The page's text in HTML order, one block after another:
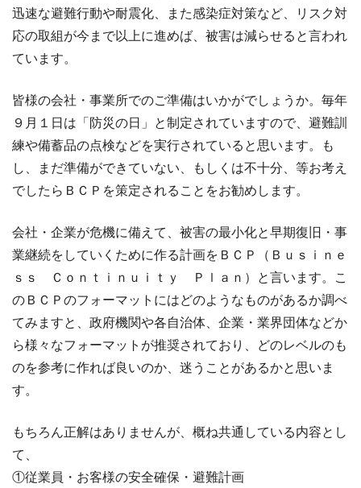
迅速な避難行動や耐震化、また感染症対策など、リスク対
応の取組が今まで以上に進めば、被害は減らせると言われ
ています。
皆様の会社・事業所でのご準備はいかがでしょうか。毎年
９月１日は「防災の日」と制定されていますので、避難訓
練や備蓄品の点検などを実行されていると思います。も
し、まだ準備ができていない、もしくは不十分、等お考え
でしたらＢＣＰを策定されることをお勧めします。
会社・企業が危機に備えて、被害の最小化と早期復旧・事
業継続をしていくために作る計画をＢＣＰ（Ｂｕｓｉｎｅ
ｓｓ Ｃｏｎｔｉｎｕｉｔｙ Ｐｌａｎ）と言います。こ
のＢＣＰのフォーマットにはどのようなものがあるか調べ
てみますと、政府機関や各自治体、企業・業界団体などか
ら様々なフォーマットが推奨されており、どのレベルのも
のを参考に作れば良いのか、迷うことがあるかと思いま
す。
もちろん正解はありませんが、概ね共通している内容とし
て、
①従業員・お客様の安全確保・避難計画